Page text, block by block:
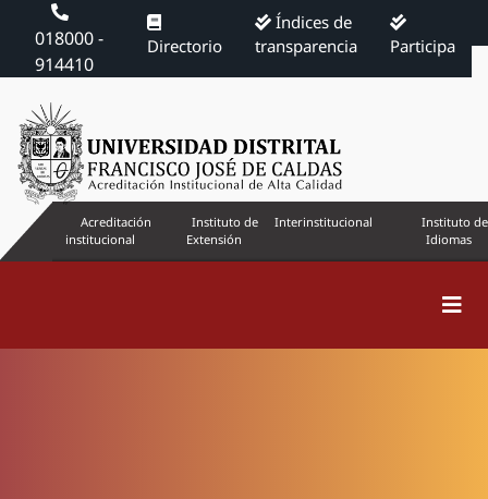
018000 -
914410
Directorio
Índices de
transparencia
Participa
Acreditación
institucional
Instituto de
Extensión
Interinstitucional
Instituto de
Idiomas